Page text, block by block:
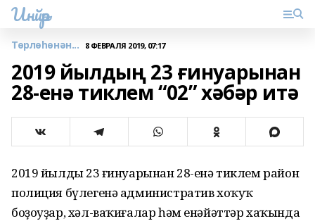
Инйәр
Төрлөһөнән... 8 ФЕВРАЛЯ 2019, 07:17
2019 йылдың 23 ғинуарынан
28-енә тиклем “02” хәбәр итә
2019 йылдың 23 ғинуарынан 28-енә тиклем район
полиция бүлегенә административ хоҡуҡ
боҙоуҙар, хәл-ваҡиғалар һәм енәйәттәр хаҡында